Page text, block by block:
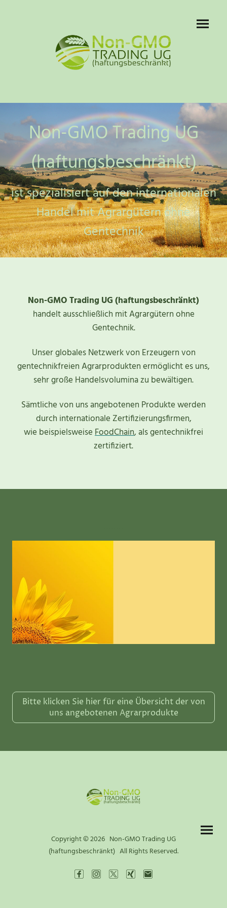
Non-GMO Trading UG
(haftungsbeschränkt)
ist spezialisiert auf den internationalen
Handel mit Agrargütern ohne
Gentechnik
Non-GMO Trading UG (haftungsbeschränkt)
handelt ausschließlich mit Agrargütern ohne
Gentechnik.
Unser globales Netzwerk von Erzeugern von
gentechnikfreien Agrarprodukten ermöglicht es uns,
sehr große Handelsvolumina zu bewältigen.
Sämtliche von uns angebotenen Produkte werden
durch internationale Zertifizierungsfirmen,
wie beispielsweiseFoodChain, als gentechnikfrei
zertifiziert.
Bitte klicken Sie hier für eine Übersicht der von
uns angebotenen Agrarprodukte
Copyright © 2026 Non-GMO Trading UG
(haftungsbeschränkt) All Rights Reserved.